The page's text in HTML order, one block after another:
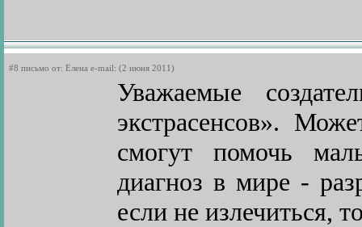
#8 письмо от: Елена e-mail: (2 июня 2011)
Уважаемые
экстрасенсов».
смогут помочь
диагноз в мире -
если не излечиться,